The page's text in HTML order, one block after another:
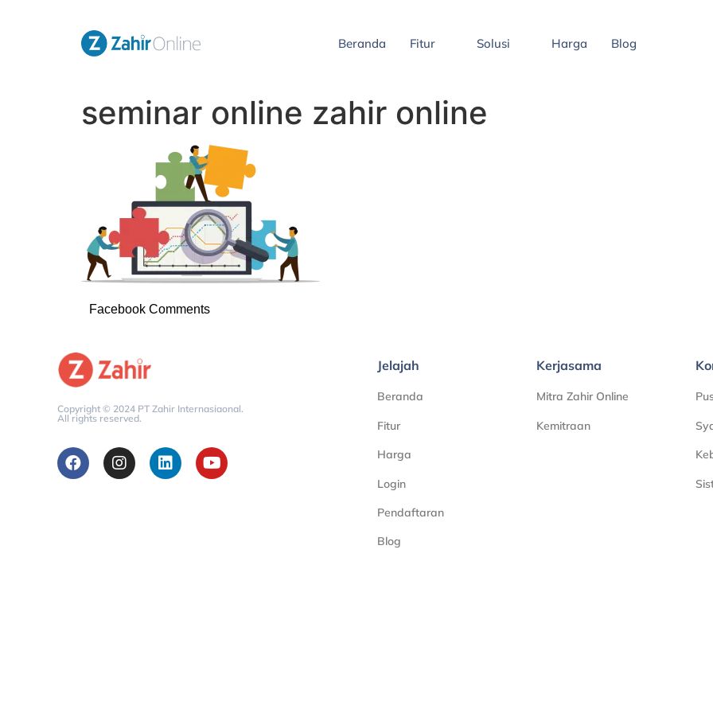
Beranda Fitur Solusi Harga Blog
seminar online zahir online
Facebook Comments
Copyright © 2024 PT Zahir Internasiaonal.
All rights reserved.
Jelajah
Beranda
Fitur
Harga
Login
Pendaftaran
Blog
Kerjasama
Mitra Zahir Online
Kemitraan